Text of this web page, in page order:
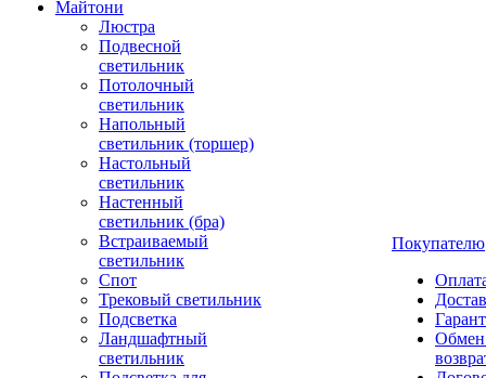
Майтони
Люстра
Подвесной
светильник
Потолочный
светильник
Напольный
светильник (торшер)
Настольный
светильник
Настенный
светильник (бра)
Встраиваемый
светильник
Спот
Трековый светильник
Подсветка
Ландшафтный
светильник
Покупателю